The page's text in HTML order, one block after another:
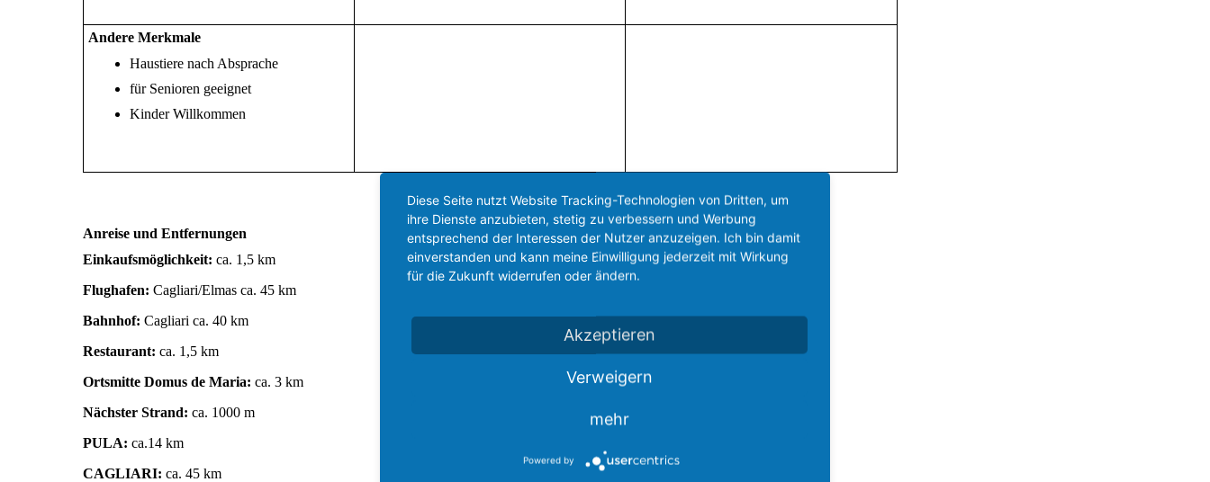
Andere Merkmale
Haustiere nach Absprache
für Senioren geeignet
Kinder Willkommen
Anreise und Entfernungen
Einkaufsmöglichkeit: ca. 1,5 km
Flughafen: Cagliari/Elmas ca. 45 km
Bahnhof: Cagliari ca. 40 km
Restaurant: ca. 1,5 km
Ortsmitte Domus de Maria: ca. 3 km
Nächster Strand: ca. 1000 m
PULA: ca.14 km
CAGLIARI: ca. 45 km
Diese Seite nutzt Website Tracking-Technologien von Dritten, um
ihre Dienste anzubieten, stetig zu verbessern und Werbung
entsprechend der Interessen der Nutzer anzuzeigen. Ich bin damit
einverstanden und kann meine Einwilligung jederzeit mit Wirkung
für die Zukunft widerrufen oder ändern.
Akzeptieren
Verweigern
mehr
Powered by